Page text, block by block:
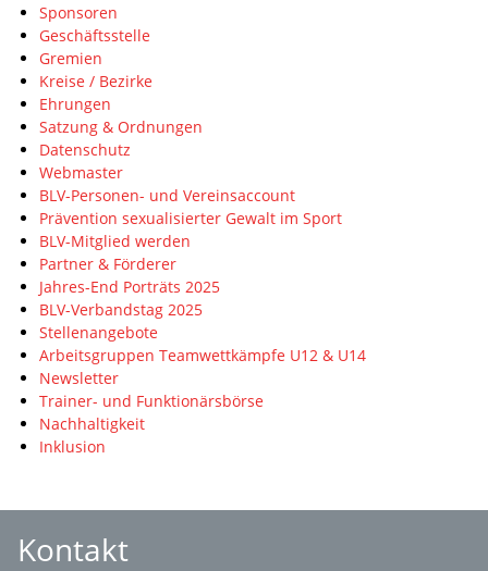
Sponsoren
Geschäftsstelle
Gremien
Kreise / Bezirke
Ehrungen
Satzung & Ordnungen
Datenschutz
Webmaster
BLV-Personen- und Vereinsaccount
Prävention sexualisierter Gewalt im Sport
BLV-Mitglied werden
Partner & Förderer
Jahres-End Porträts 2025
BLV-Verbandstag 2025
Stellenangebote
Arbeitsgruppen Teamwettkämpfe U12 & U14
Newsletter
Trainer- und Funktionärsbörse
Nachhaltigkeit
Inklusion
Kontakt